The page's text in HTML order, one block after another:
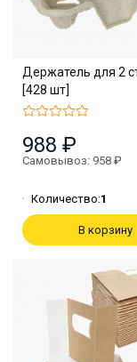
Держатель для 2
[428 шт]
988 ₽
Самовывоз: 958 ₽
Количество:1
В корзину